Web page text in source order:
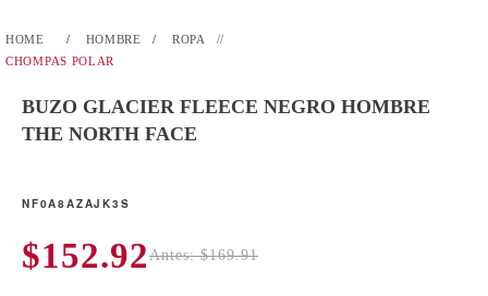
HOMBRE
ROPA
CHOMPAS POLAR
BUZO GLACIER FLEECE NEGRO HOMBRE
THE NORTH FACE
NF0A8AZAJK3S
$152.92 Antes: $169.91